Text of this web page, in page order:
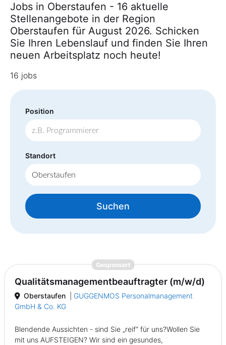
Jobs in Oberstaufen - 16 aktuelle
Stellenangebote in der Region
Oberstaufen für August 2026. Schicken
Sie Ihren Lebenslauf und finden Sie Ihren
neuen Arbeitsplatz noch heute!
16 jobs
Position
Standort
Suchen
Gesponsert{prompt.job}
Qualitätsmanagementbeauftragter (m/w/d)
Oberstaufen
GUGGENMOS Personalmanagement
GmbH & Co. KG
Blendende Aussichten - sind Sie „reif“ für uns?Wollen Sie
mit uns AUFSTEIGEN? Wir sind ein gesundes,